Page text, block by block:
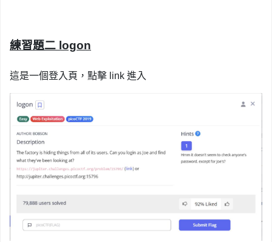
練習題二 logon
這是一個登入頁，點擊 link 進入